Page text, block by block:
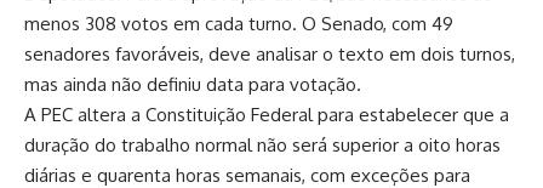
menos 308 votos em cada turno. O Senado, com 49
senadores favoráveis, deve analisar o texto em dois turnos,
mas ainda não definiu data para votação.
A PEC altera a Constituição Federal para estabelecer que a
duração do trabalho normal não será superior a oito horas
diárias e quarenta horas semanais, com exceções para